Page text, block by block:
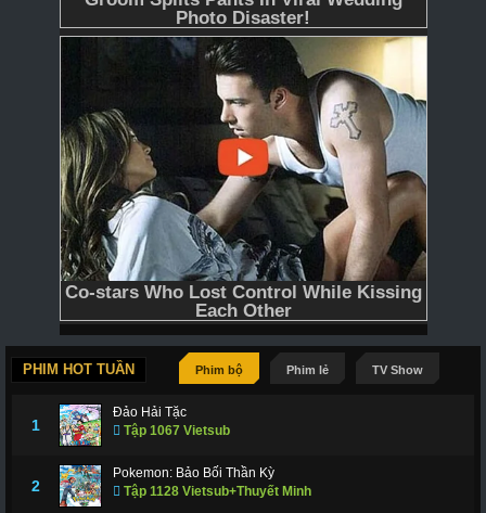
PHIM HOT TUẦN Phim bộ Phim lẻ TV Show
1
Đảo Hải Tặc
Tập 1067 Vietsub
2
Pokemon: Bảo Bối Thần Kỳ
Tập 1128 Vietsub+Thuyết Minh